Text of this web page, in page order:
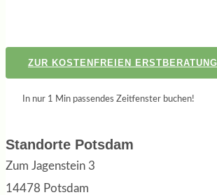
ZUR KOSTENFREIEN ERSTBERATUNG
In nur 1 Min passendes Zeitfenster buchen!
Standorte Potsdam
Zum Jagenstein 3
14478 Potsdam